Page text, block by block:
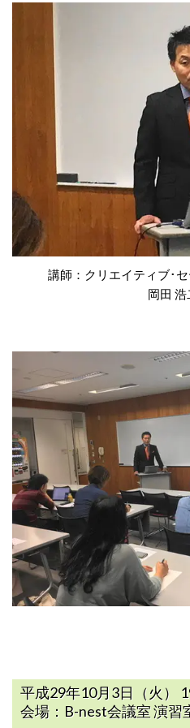
講師：クリエイティブ･
岡田
平成29年10月3日（火）
会場：B-nest会議室 演習